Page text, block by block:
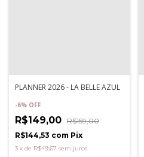
PLANNER 2026 - LA BELLE AZUL
-6% OFF
R$149,00 R$159,00
R$144,53 com Pix
3 x de R$49,67 sem juros